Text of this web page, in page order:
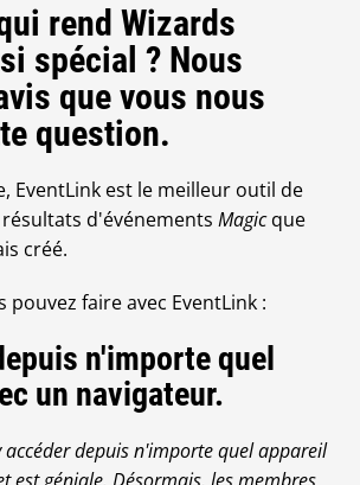
rend Wizards
spécial ? Nous
que vous nous
question.
EventLink est le meilleur outil de
d'événements Magicque
créé.
pouvez faire avec EventLink :
n'importe quel
un navigateur.
accéder depuis n'importe quel appareil
est géniale. Désormais, les membres